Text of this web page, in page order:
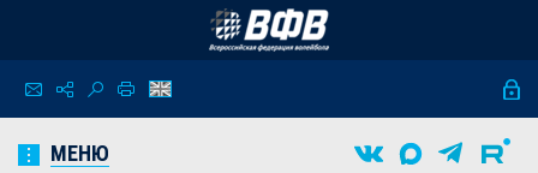
МЕНЮ